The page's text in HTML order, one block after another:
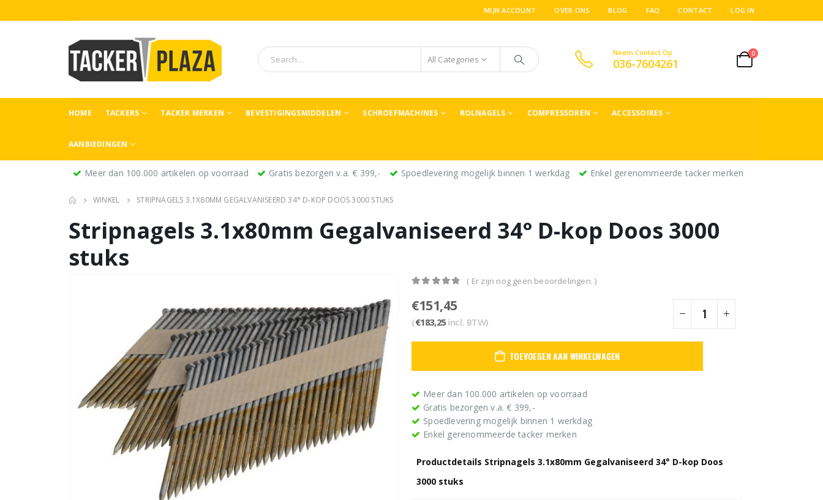
MIJN ACCOUNT OVER ONS BLOG FAQ CONTACT LOG IN
All Categories
Neem Contact Op
036-7604261
0
HOME TACKERS TACKER MERKEN BEVESTIGINGSMIDDELEN SCHROEFMACHINES ROLNAGELS COMPRESSOREN ACCESSOIRES
AANBIEDINGEN
Meer dan 100.000 artikelen op voorraad Gratis bezorgen v.a. € 399,- Spoedlevering mogelijk binnen 1 werkdag Enkel gerenommeerde tacker merken
WINKEL STRIPNAGELS 3.1X80MM GEGALVANISEERD 34° D-KOP DOOS 3000 STUKS
Stripnagels 3.1x80mm Gegalvaniseerd 34° D-kop Doos 3000
stuks
( Er zijn nog geen beoordelingen. )
€151,45
(€183,25incl. BTW)
TOEVOEGEN AAN WINKELWAGEN
Meer dan 100.000 artikelen op voorraad
Gratis bezorgen v.a. € 399,-
Spoedlevering mogelijk binnen 1 werkdag
Enkel gerenommeerde tacker merken
Productdetails Stripnagels 3.1x80mm Gegalvaniseerd 34° D-kop Doos
3000 stuks